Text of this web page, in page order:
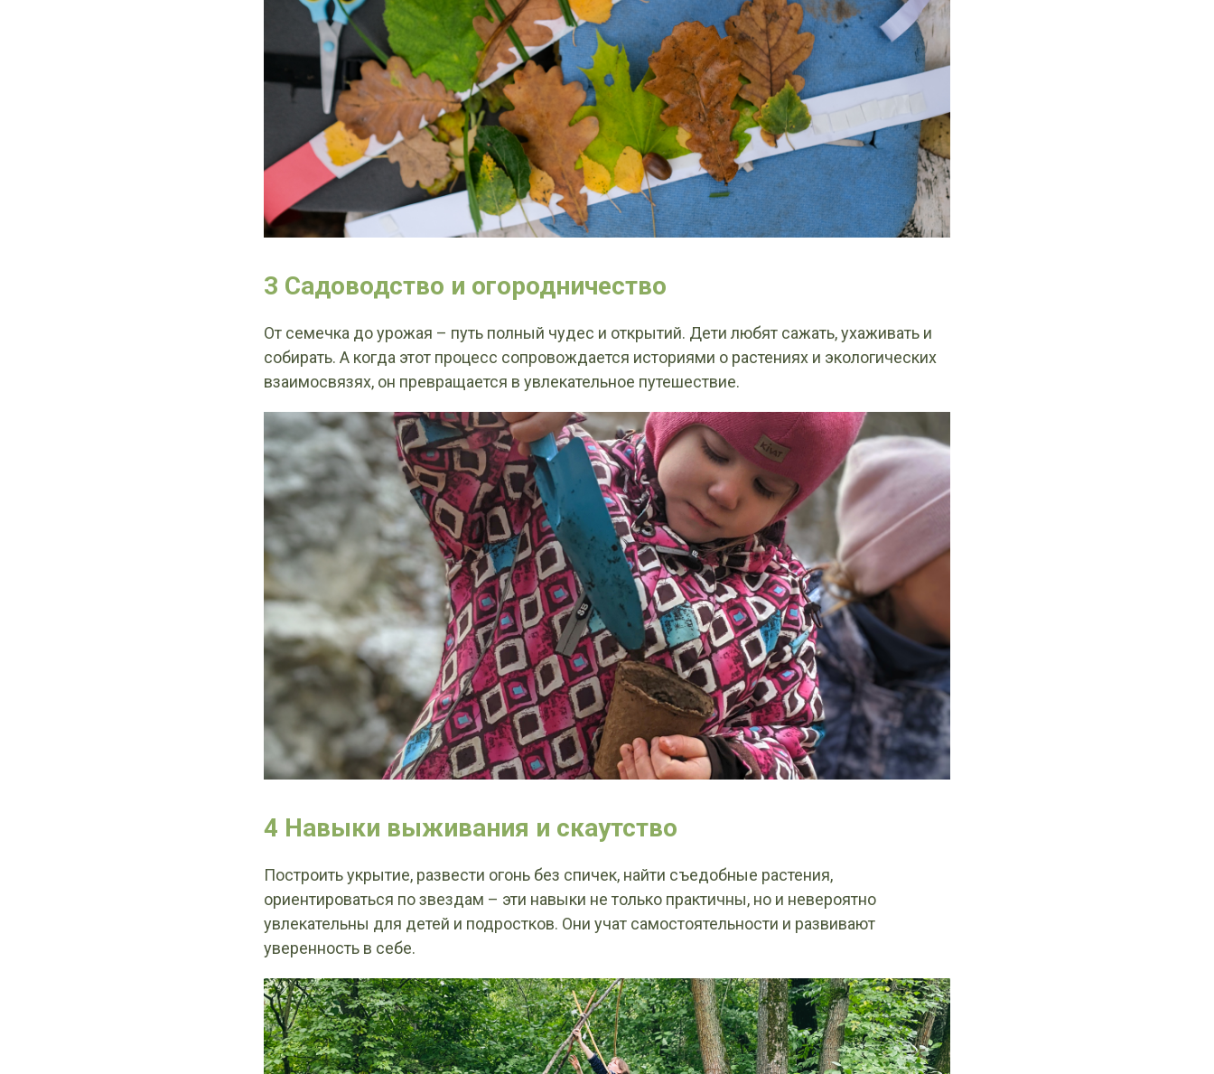
3 Садоводство и огородничество
От семечка до урожая – путь полный чудес и открытий. Дети любят сажать, ухаживать и
собирать. А когда этот процесс сопровождается историями о растениях и экологических
взаимосвязях, он превращается в увлекательное путешествие.
4 Навыки выживания и скаутство
Построить укрытие, развести огонь без спичек, найти съедобные растения,
ориентироваться по звездам – эти навыки не только практичны, но и невероятно
увлекательны для детей и подростков. Они учат самостоятельности и развивают
уверенность в себе.